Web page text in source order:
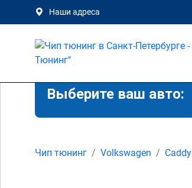
Наши адреса
Выберите ваш авто:
Чип тюнинг Volkswagen Caddy